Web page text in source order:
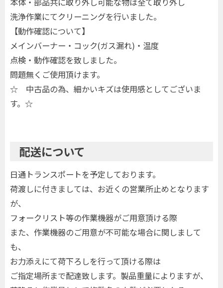
洗浄作業にてクリーニングを行いました。
【動作確認について】
メインバーナー・コック(ガス漏れ)・温度
点検・動作確認を致しました。
問題無くご使用頂けます。
☆ 中古品の為、細かいキズは使用感としてございま
す。☆
配送について
日通トランスポートを予定しております。
荷渡しに付きましては、お近くの営業所止めとなります
が、
フォークリスト等の作業機器がご用意頂ける際
また、作業機器のご用意が不可能な場合に関しまして
も、
お力添えにて荷下ろしを行って頂ける際は
ご指定場所まで配達致します。製品重量によりますが、